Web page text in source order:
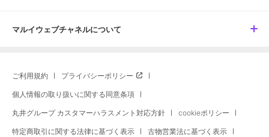
マルイウェブチャネルについて
ご利用規約 プライバシーポリシー
個人情報の取り扱いに関する同意条項
丸井グループ カスタマーハラスメント対応方針 cookieポリシー
特定商取引に関する法律に基づく表示 古物営業法に基づく表示